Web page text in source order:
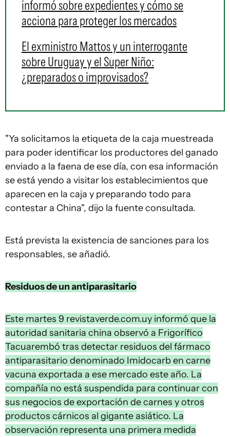
informó sobre expedientes y cómo se
acciona para proteger los mercados
El exministro Mattos y un interrogante
sobre Uruguay y el Super Niño:
¿preparados o improvisados?
"Ya solicitamos la etiqueta de la caja muestreada
para poder identificar los productores del ganado
enviado a la faena de ese día, con esa información
se está yendo a visitar los establecimientos que
aparecen en la caja y preparando todo para
contestar a China", dijo la fuente consultada.
Está prevista la existencia de sanciones para los
responsables, se añadió.
Residuos de un antiparasitario
Este martes 9 revistaverde.com.uy informó que la
autoridad sanitaria china observó a Frigorífico
Tacuarembó tras detectar residuos del fármaco
antiparasitario denominado Imidocarb en carne
vacuna exportada a ese mercado este año. La
compañía no está suspendida para continuar con
sus negocios de exportación de carnes y otros
productos cárnicos al gigante asiático. La
observación representa una primera medida